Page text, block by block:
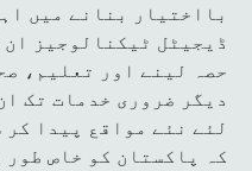
بااختیار بنانے میں
ڈیجیٹل ٹیکنالوجیز
حصہ لینے اور تعلیم،
دیگر ضروری خدمات تک
لئے نئے مواقع پیدا
کہ پاکستان کو خاص طور